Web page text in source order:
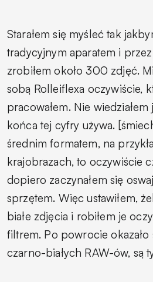
Starałem się myśleć tak
tradycyjnym aparatem i
zrobiłem około 300 zdjęć.
sobą Rolleiflexa oczywiście,
pracowałem. Nie
końca tej cyfry używa.
średnim formatem, na
krajobrazach, to oczywiście
dopiero zaczynałem się
sprzętem. Więc ustawiłem,
białe zdjęcia i robiłem je
filtrem. Po powrocie okazało
czarno-białych RAW-ów, są